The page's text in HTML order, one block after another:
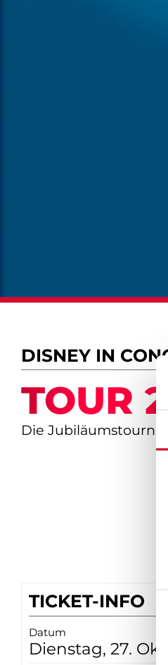
DISNEY IN
TOUR
Die Jubiläumstournee
TICKET-INFO
Datum
Dienstag, 27.